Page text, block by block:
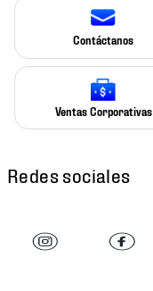
Contáctanos
Ventas Corporativas
Redes sociales